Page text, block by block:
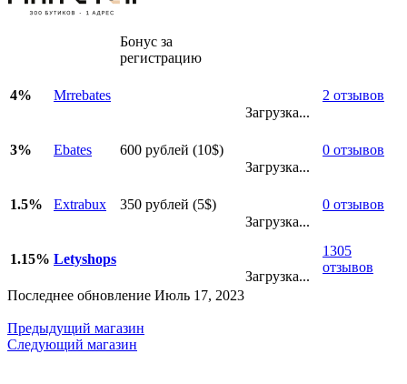
Бонус за
регистрацию
4%
Mrrebates
Загрузка...
2 отзывов
3% Ebates
600 рублей (10$)
Загрузка...
0 отзывов
1.5% Extrabux
350 рублей (5$)
Загрузка...
0 отзывов
1.15% Letyshops
Загрузка...
1305
отзывов
Последнее обновление Июль 17, 2023
Предыдущий магазин
Следующий магазин